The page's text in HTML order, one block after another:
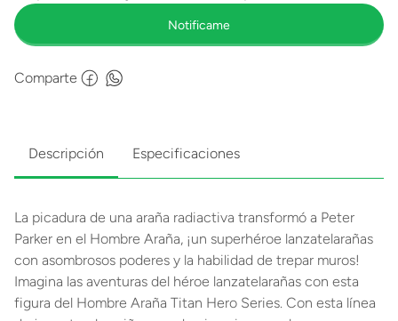
Comparte
Descripción Especificaciones
La picadura de una araña radiactiva transformó a Peter
Parker en el Hombre Araña, ¡un superhéroe lanzatelarañas
con asombrosos poderes y la habilidad de trepar muros!
Imagina las aventuras del héroe lanzatelarañas con esta
figura del Hombre Araña Titan Hero Series. Con esta línea